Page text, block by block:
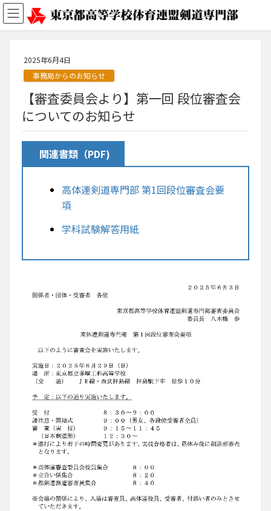
2025年6月4日
事務局からのお知らせ
【審査委員会より】第一回 段位審査会
についてのお知らせ
関連書類（PDF)
高体連剣道専門部 第1回段位審査会要
項
学科試験解答用紙